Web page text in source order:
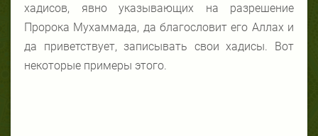
хадисов, явно указывающих на разрешение
Пророка Мухаммада, да благословит его Аллах и
да приветствует, записывать свои хадисы. Вот
некоторые примеры этого.